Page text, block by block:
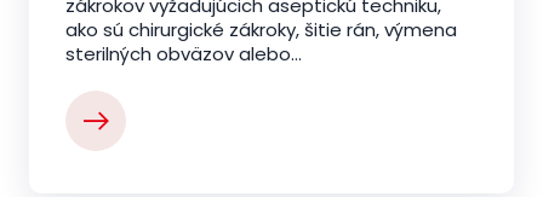
zákrokov vyžadujúcich aseptickú techniku,
ako sú chirurgické zákroky, šitie rán, výmena
sterilných obväzov alebo...